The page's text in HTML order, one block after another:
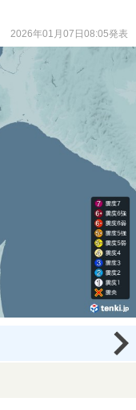
2026年01月07日08:05発表